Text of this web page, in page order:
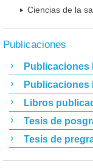
Ciencias de la
Publicaciones
Publicaciones
Publicaciones
Libros
Tesis de
Tesis de